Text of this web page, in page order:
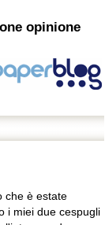
opinione
che è estate
i miei due cespugli